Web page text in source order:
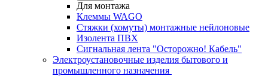
Для монтажа
Клеммы WAGO
Стяжки (хомуты) монтажные нейлоновые
Изолента ПВХ
Сигнальная лента "Осторожно! Кабель"
Электроустановочные изделия бытового и
промышленного назначения